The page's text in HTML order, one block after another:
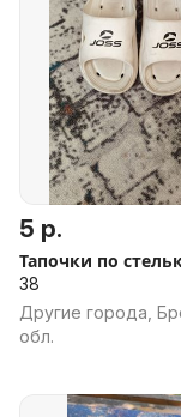
5 р.
Тапочки по
38
Другие города,
обл.